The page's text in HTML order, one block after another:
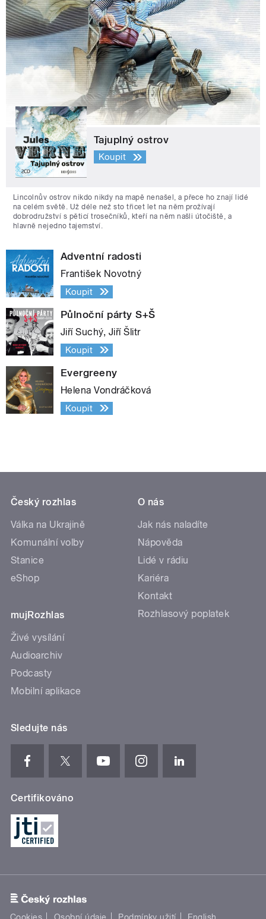
Tajuplný ostrov
Koupit
Lincolnův ostrov nikdo nikdy na mapě nenašel, a přece ho znají lidé
na celém světě. Už déle než sto třicet let na něm prožívají
dobrodružství s pěticí trosečníků, kteří na něm našli útočiště, a
hlavně nejedno tajemství.
Adventní radosti
František Novotný
Koupit
Půlnoční párty S+Š
Jiří Suchý, Jiří Šlitr
Koupit
Evergreeny
Helena Vondráčková
Koupit
Český rozhlas
Válka na Ukrajině
Komunální volby
Stanice
eShop
mujRozhlas
Živé vysílání
Audioarchiv
Podcasty
Mobilní aplikace
O nás
Jak nás naladíte
Nápověda
Lidé v rádiu
Kariéra
Kontakt
Rozhlasový poplatek
Sledujte nás
Certifikováno